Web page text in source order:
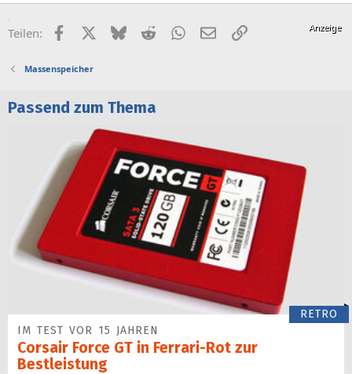
Teilen: FacebookX (Twitter)
BlueskyRedditWhatsApp
E-MailLink
Massenspeicher
Passend zum Thema
RETRO
IM TEST VOR 15 JAHREN
Corsair Force GT in Ferrari-Rot zur
Bestleistung